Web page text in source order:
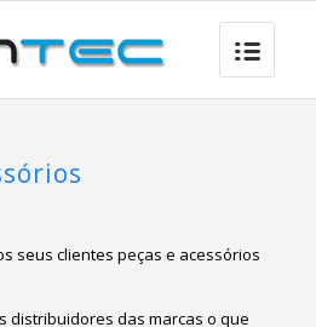
seus clientes peças e acessórios
distribuidores das marcas o que